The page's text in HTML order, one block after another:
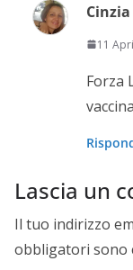
11
Forza
Lascia un
Il tuo indirizzo
obbligatori sono